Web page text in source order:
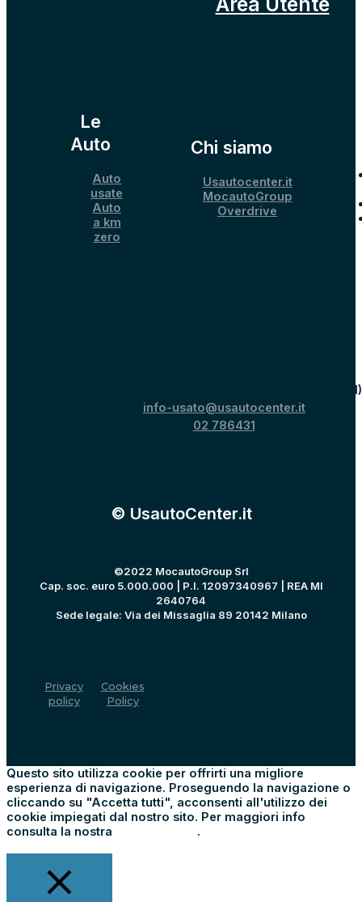
Le
Auto
Auto
usate
Auto
a km
zero
Chi siamo
Usautocenter.it
MocautoGroup
Overdrive
Strada Provinciale 40 per Binasco, 15, Melegnano
info-usato@usautocenter.it
02 786431
© UsautoCenter.it
©2022 MocautoGroup Srl
Cap. soc. euro 5.000.000 | P.I. 12097340967 | REA MI
2640764
Sede legale: Via dei Missaglia 89 20142 Milano
Privacy
policy
Cookies
Policy
Questo sito utilizza cookie per offrirti una migliore
esperienza di navigazione. Proseguendo la navigazione o
cliccando su "Accetta tutti", acconsenti all'utilizzo dei
cookie impiegati dal nostro sito. Per maggiori info
consulta la nostra
.